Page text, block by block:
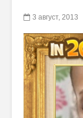
3 август, 2013